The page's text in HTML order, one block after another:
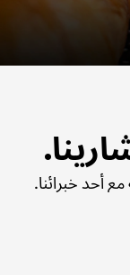
أحد خبرائنا.